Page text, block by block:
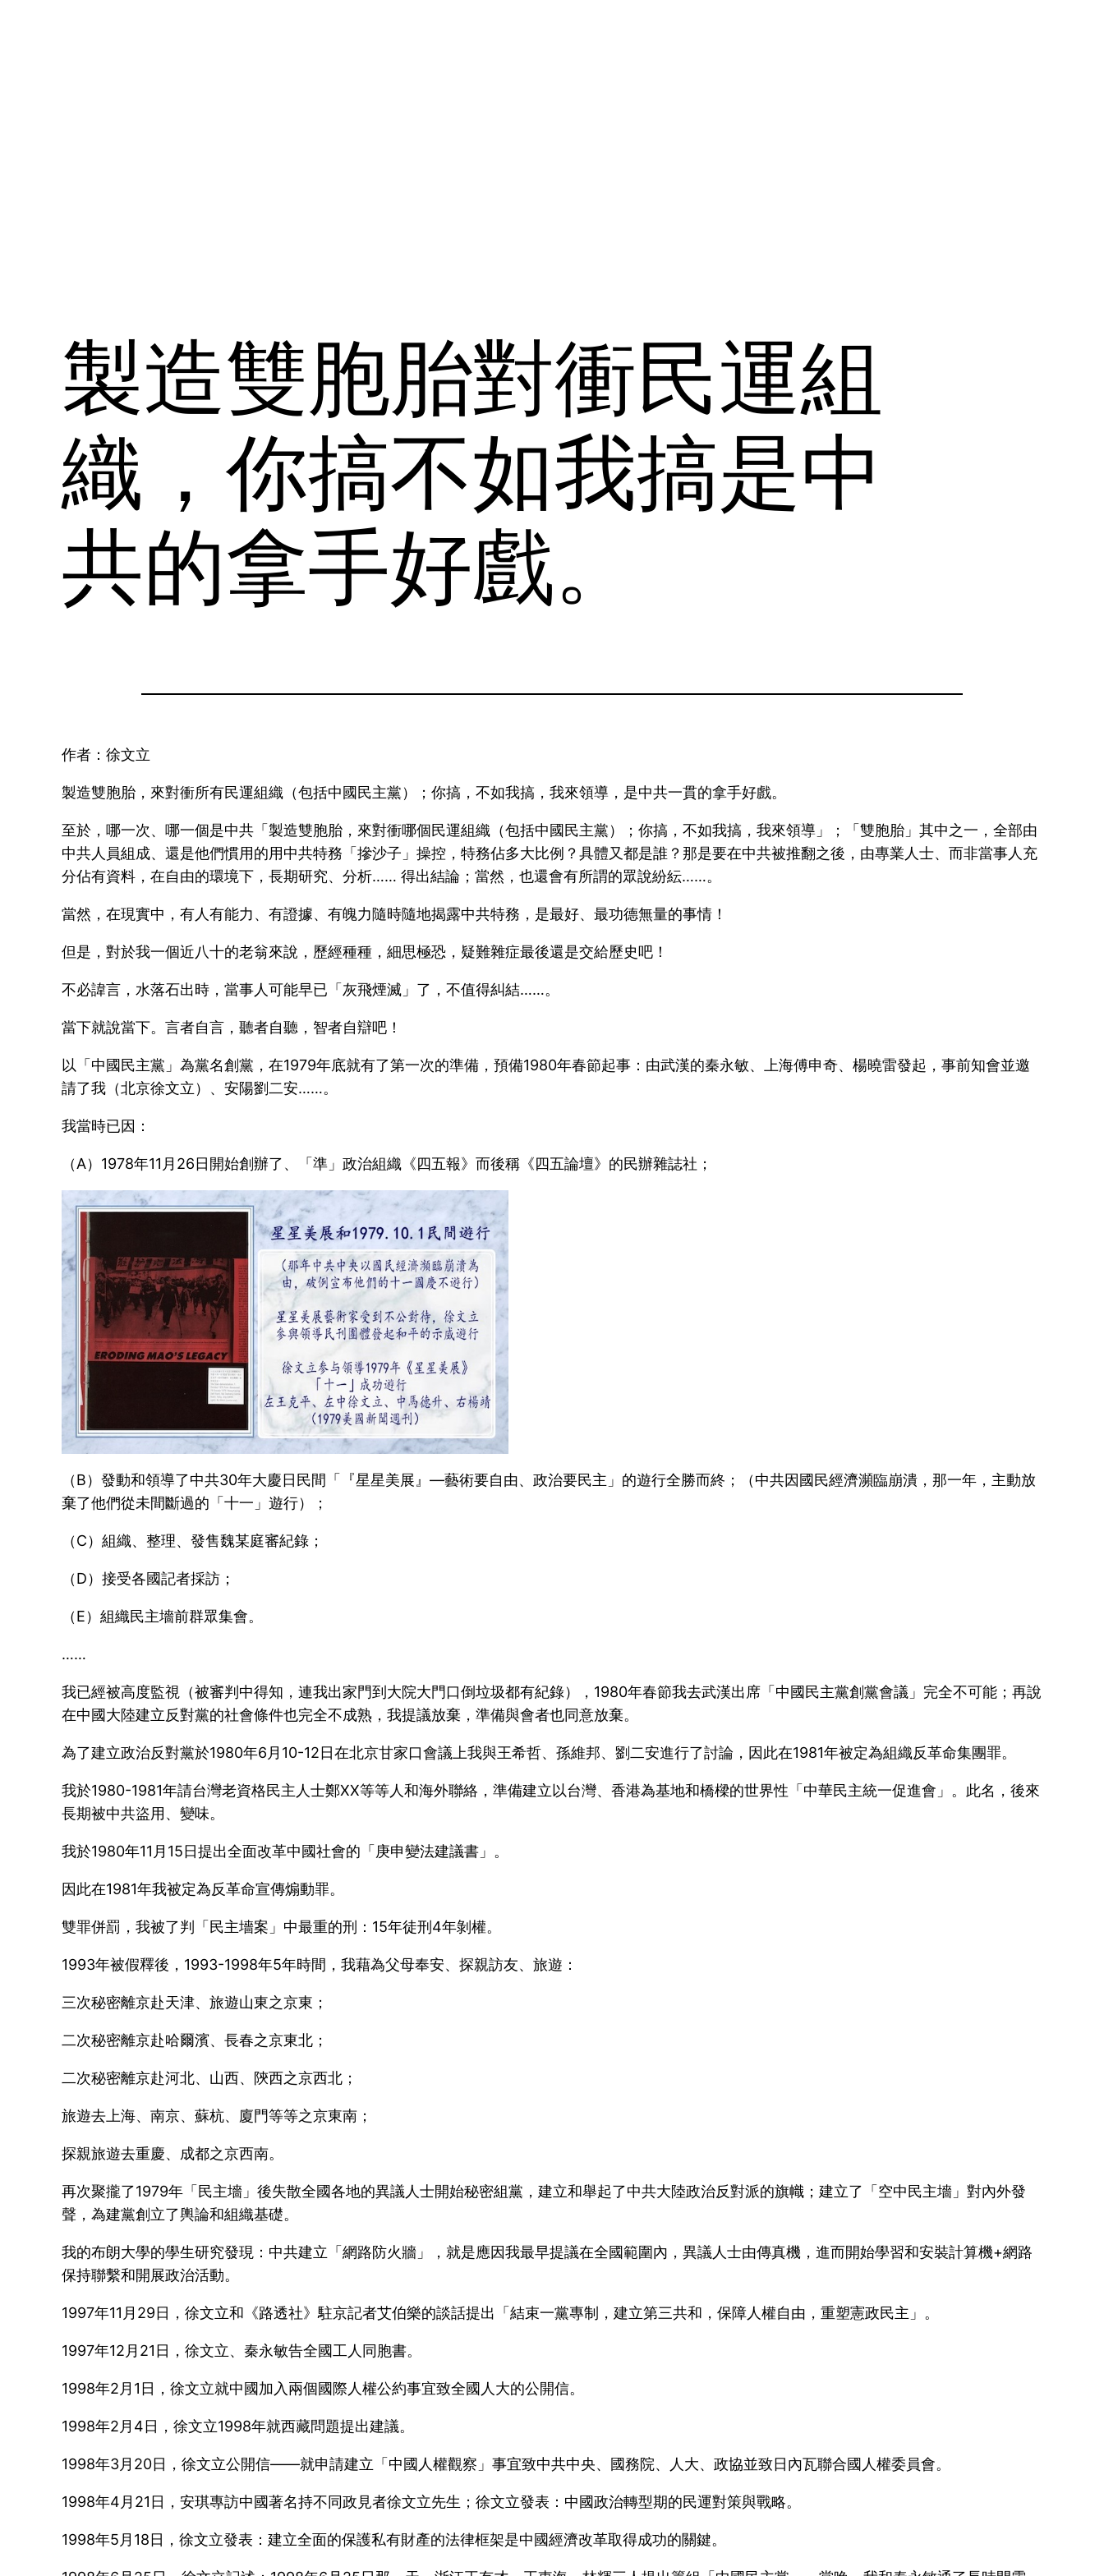
製造雙胞胎對衝民運組
織，你搞不如我搞是中
共的拿手好戲。
作者：徐文立
製造雙胞胎，來對衝所有民運組織（包括中國民主黨）；你搞，不如我搞，我來領導，是中共一貫的拿手好戲。
至於，哪一次、哪一個是中共「製造雙胞胎，來對衝哪個民運組織（包括中國民主黨）；你搞，不如我搞，我來領導」；「雙胞胎」其中之一，全部由
中共人員組成、還是他們慣用的用中共特務「摻沙子」操控，特務佔多大比例？具體又都是誰？那是要在中共被推翻之後，由專業人士、而非當事人充
分佔有資料，在自由的環境下，長期研究、分析…… 得出結論；當然，也還會有所謂的眾說紛紜……。
當然，在現實中，有人有能力、有證據、有魄力隨時隨地揭露中共特務，是最好、最功德無量的事情！
但是，對於我一個近八十的老翁來說，歷經種種，細思極恐，疑難雜症最後還是交給歷史吧！
不必諱言，水落石出時，當事人可能早已「灰飛煙滅」了，不值得糾結……。
當下就說當下。言者自言，聽者自聽，智者自辯吧！
以「中國民主黨」為黨名創黨，在1979年底就有了第一次的準備，預備1980年春節起事：由武漢的秦永敏、上海傅申奇、楊曉雷發起，事前知會並邀
請了我（北京徐文立）、安陽劉二安……。
我當時已因：
（A）1978年11月26日開始創辦了、「準」政治組織《四五報》而後稱《四五論壇》的民辦雜誌社；
（B）發動和領導了中共30年大慶日民間「『星星美展』—藝術要自由、政治要民主」的遊行全勝而終；（中共因國民經濟瀕臨崩潰，那一年，主動放
棄了他們從未間斷過的「十一」遊行）；
（C）組織、整理、發售魏某庭審紀錄；
（D）接受各國記者採訪；
（E）組織民主墻前群眾集會。
……
我已經被高度監視（被審判中得知，連我出家門到大院大門口倒垃圾都有紀錄），1980年春節我去武漢出席「中國民主黨創黨會議」完全不可能；再說
在中國大陸建立反對黨的社會條件也完全不成熟，我提議放棄，準備與會者也同意放棄。
為了建立政治反對黨於1980年6月10-12日在北京甘家口會議上我與王希哲、孫維邦、劉二安進行了討論，因此在1981年被定為組織反革命集團罪。
我於1980-1981年請台灣老資格民主人士鄭XX等等人和海外聯絡，準備建立以台灣、香港為基地和橋樑的世界性「中華民主統一促進會」。此名，後來
長期被中共盜用、變味。
我於1980年11月15日提出全面改革中國社會的「庚申變法建議書」。
因此在1981年我被定為反革命宣傳煽動罪。
雙罪併罰，我被了判「民主墻案」中最重的刑：15年徒刑4年剝權。
1993年被假釋後，1993-1998年5年時間，我藉為父母奉安、探親訪友、旅遊：
三次秘密離京赴天津、旅遊山東之京東；
二次秘密離京赴哈爾濱、長春之京東北；
二次秘密離京赴河北、山西、陝西之京西北；
旅遊去上海、南京、蘇杭、廈門等等之京東南；
探親旅遊去重慶、成都之京西南。
再次聚攏了1979年「民主墻」後失散全國各地的異議人士開始秘密組黨，建立和舉起了中共大陸政治反對派的旗幟；建立了「空中民主墻」對內外發
聲，為建黨創立了輿論和組織基礎。
我的布朗大學的學生研究發現：中共建立「網路防火牆」，就是應因我最早提議在全國範圍內，異議人士由傳真機，進而開始學習和安裝計算機+網路
保持聯繫和開展政治活動。
1997年11月29日，徐文立和《路透社》駐京記者艾伯樂的談話提出「結束一黨專制，建立第三共和，保障人權自由，重塑憲政民主」。
1997年12月21日，徐文立、秦永敏告全國工人同胞書。
1998年2月1日，徐文立就中國加入兩個國際人權公約事宜致全國人大的公開信。
1998年2月4日，徐文立1998年就西藏問題提出建議。
1998年3月20日，徐文立公開信——就申請建立「中國人權觀察」事宜致中共中央、國務院、人大、政協並致日內瓦聯合國人權委員會。
1998年4月21日，安琪專訪中國著名持不同政見者徐文立先生；徐文立發表：中國政治轉型期的民運對策與戰略。
1998年5月18日，徐文立發表：建立全面的保護私有財產的法律框架是中國經濟改革取得成功的關鍵。